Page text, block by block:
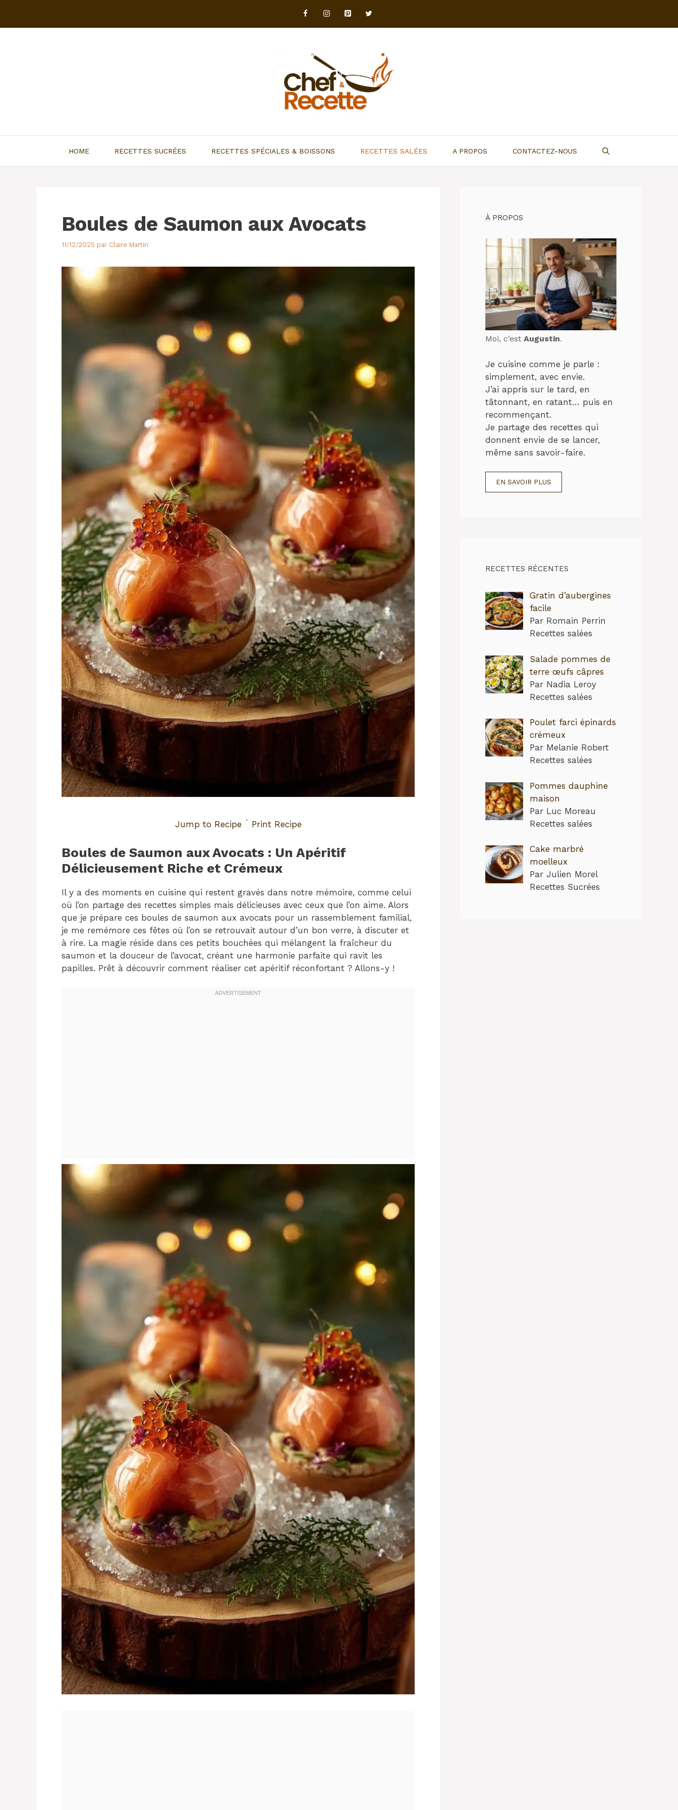
contenu
HOME RECETTES SUCRÉES RECETTES SPÉCIALES & BOISSONS RECETTES SALÉES A PROPOS CONTACTEZ-NOUS
Boules de Saumon aux Avocats
11/12/2025 par Claire Martin
Jump to Recipe · Print Recipe
Boules de Saumon aux Avocats : Un Apéritif
Délicieusement Riche et Crémeux
Il y a des moments en cuisine qui restent gravés dans notre mémoire, comme celui
où l’on partage des recettes simples mais délicieuses avec ceux que l’on aime. Alors
que je prépare ces boules de saumon aux avocats pour un rassemblement familial,
je me remémore ces fêtes où l’on se retrouvait autour d’un bon verre, à discuter et
à rire. La magie réside dans ces petits bouchées qui mélangent la fraîcheur du
saumon et la douceur de l’avocat, créant une harmonie parfaite qui ravit les
papilles. Prêt à découvrir comment réaliser cet apéritif réconfortant ? Allons-y !
À PROPOS
Moi, c’est Augustin.
Je cuisine comme je parle :
simplement, avec envie.
J’ai appris sur le tard, en
tâtonnant, en ratant… puis en
recommençant.
Je partage des recettes qui
donnent envie de se lancer,
même sans savoir-faire.
EN SAVOIR PLUS
RECETTES RÉCENTES
Gratin d’aubergines
facile
Par Romain Perrin
Recettes salées
Salade pommes de
terre œufs câpres
Par Nadia Leroy
Recettes salées
Poulet farci épinards
crémeux
Par Melanie Robert
Recettes salées
Pommes dauphine
maison
Par Luc Moreau
Recettes salées
Cake marbré
moelleux
Par Julien Morel
Recettes Sucrées